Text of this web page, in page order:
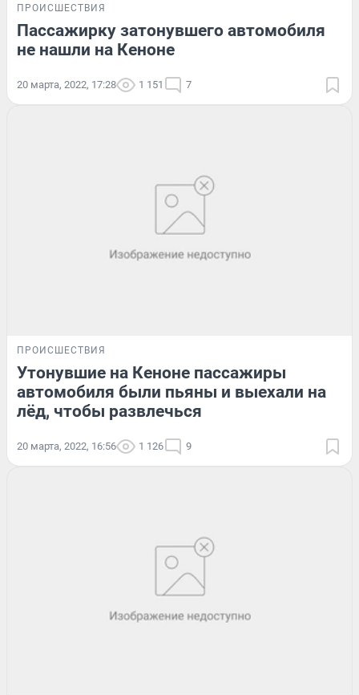
ПРОИСШЕСТВИЯ
Пассажирку затонувшего автомобиля
не нашли на Кеноне
20 марта, 2022, 17:28 1 151 7
ПРОИСШЕСТВИЯ
Утонувшие на Кеноне пассажиры
автомобиля были пьяны и выехали на
лёд, чтобы развлечься
20 марта, 2022, 16:56 1 126 9